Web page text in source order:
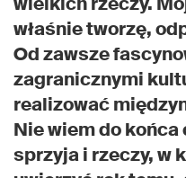
właśnie tworzę,
Od zawsze
zagranicznymi
realizować
Nie wiem do końca
sprzyja i rzeczy, w